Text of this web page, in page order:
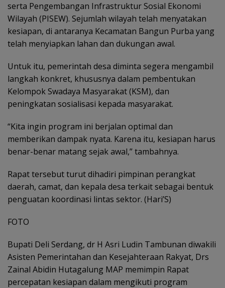
serta Pengembangan Infrastruktur Sosial Ekonomi
Wilayah (PISEW). Sejumlah wilayah telah menyatakan
kesiapan, di antaranya Kecamatan Bangun Purba yang
telah menyiapkan lahan dan dukungan awal.
Untuk itu, pemerintah desa diminta segera mengambil
langkah konkret, khususnya dalam pembentukan
Kelompok Swadaya Masyarakat (KSM), dan
peningkatan sosialisasi kepada masyarakat.
“Kita ingin program ini berjalan optimal dan
memberikan dampak nyata. Karena itu, kesiapan harus
benar-benar matang sejak awal,” tambahnya.
Rapat tersebut turut dihadiri pimpinan perangkat
daerah, camat, dan kepala desa terkait sebagai bentuk
penguatan koordinasi lintas sektor. (Hari’S)
FOTO
Bupati Deli Serdang, dr H Asri Ludin Tambunan diwakili
Asisten Pemerintahan dan Kesejahteraan Rakyat, Drs
Zainal Abidin Hutagalung MAP memimpin Rapat
percepatan kesiapan dalam mengikuti program